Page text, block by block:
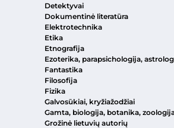
Detektyvai
Dokumentinė literatūra
Elektrotechnika
Etika
Etnografija
Ezoterika, parapsichologija,
Fantastika
Filosofija
Fizika
Galvosūkiai, kryžiažodžiai
Gamta, biologija, botanika,
Grožinė lietuvių autorių